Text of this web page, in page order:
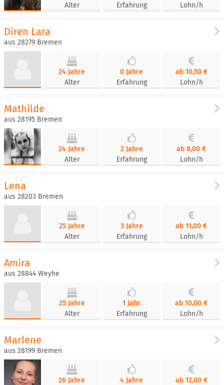
Alter
Erfahrung
Lohn/h
Diren Lara
aus 28279 Bremen
24 Jahre
Alter
0 Jahre
Erfahrung
ab 10,50 €
Lohn/h
Mathilde
aus 28195 Bremen
24 Jahre
Alter
2 Jahre
Erfahrung
ab 8,00 €
Lohn/h
Lena
aus 28203 Bremen
25 Jahre
Alter
3 Jahre
Erfahrung
ab 11,00 €
Lohn/h
Amira
aus 28844 Weyhe
25 Jahre
Alter
1 Jahr
Erfahrung
ab 10,00 €
Lohn/h
Marlene
aus 28199 Bremen
26 Jahre
4 Jahre
ab 12,00 €